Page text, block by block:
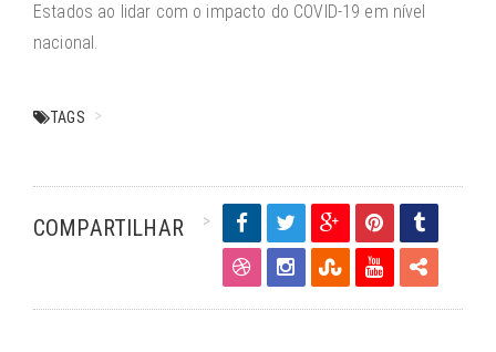
Estados ao lidar com o impacto do COVID-19 em nível
nacional.
TAGS
COMPARTILHAR